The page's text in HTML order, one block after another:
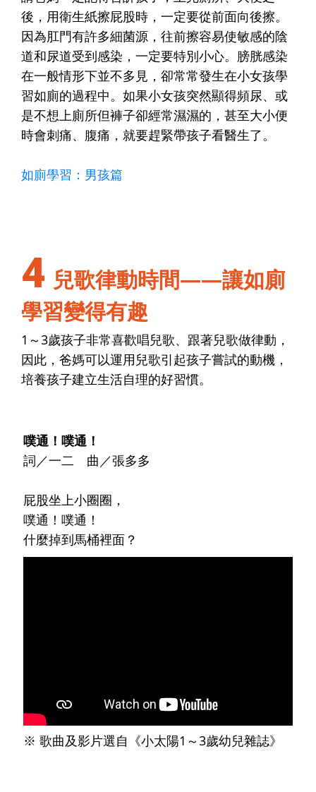
後，用衛生紙擦屁股時，一定要從前面向後擦。
因為肛門有許多細菌源，往前擦容易使敏感的陰
道和尿道受到感染，一定要特別小心。膀胱感染
在一般情形下並不多見，卻常常發生在小女孩學
習如廁的過程中。如果小女孩突然顯得頻尿、或
是不想上廁所但褲子卻經常濕濕的，甚至大小便
時會刺痛、腹痛，就要趕緊帶孩子看醫生了。
如廁學習：男孩篇
4 兒歌律動時間——讓如廁
學習變得有趣
1～3歲孩子非常喜歡唱兒歌、跟著兒歌做律動，
因此，爸媽可以運用兒歌引起孩子嘗試的動機，
培養孩子建立生活自理的好習慣。
噗通！噗通！
詞／一二 曲／張多多
屁股坐上小圈圈，
噗通！噗通！
什麼掉到馬桶裡面？
※ 歌曲及影片選自《小太陽1～3歲幼兒雜誌》